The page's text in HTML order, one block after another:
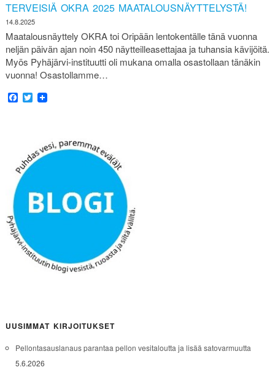
TERVEISIÄ OKRA 2025 MAATALOUSNÄYTTELYSTÄ!
14.8.2025
Maatalousnäyttely OKRA toi Oripään lentokentälle tänä vuonna
neljän päivän ajan noin 450 näytteilleasettajaa ja tuhansia kävijöitä.
Myös Pyhäjärvi-instituutti oli mukana omalla osastollaan tänäkin
vuonna! Osastollamme…
Facebook
Twitter
UUSIMMAT KIRJOITUKSET
Pellontasauslanaus parantaa pellon vesitaloutta ja lisää satovarmuutta
5.6.2026